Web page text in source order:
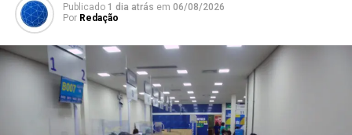
Publicado 1 dia atrás em 06/08/2026
Por Redação